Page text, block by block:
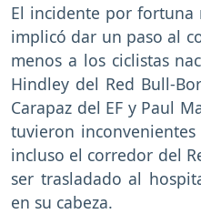
El incidente por fortuna
implicó dar un paso al
menos a los ciclistas
Hindley del Red Bull-
Carapaz del EF y Paul
tuvieron
incluso el corredor del
ser trasladado al
en su cabeza.